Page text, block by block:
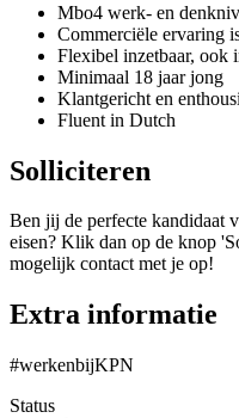
Mbo4 werk- en
Commerciële ervaring
Flexibel inzetbaar, ook
Minimaal 18 jaar jong
Klantgericht en
Fluent in Dutch
Solliciteren
Ben jij de perfecte kandidaat
eisen? Klik dan op de knop
mogelijk contact met je op!
Extra informatie
#werkenbijKPN
Status